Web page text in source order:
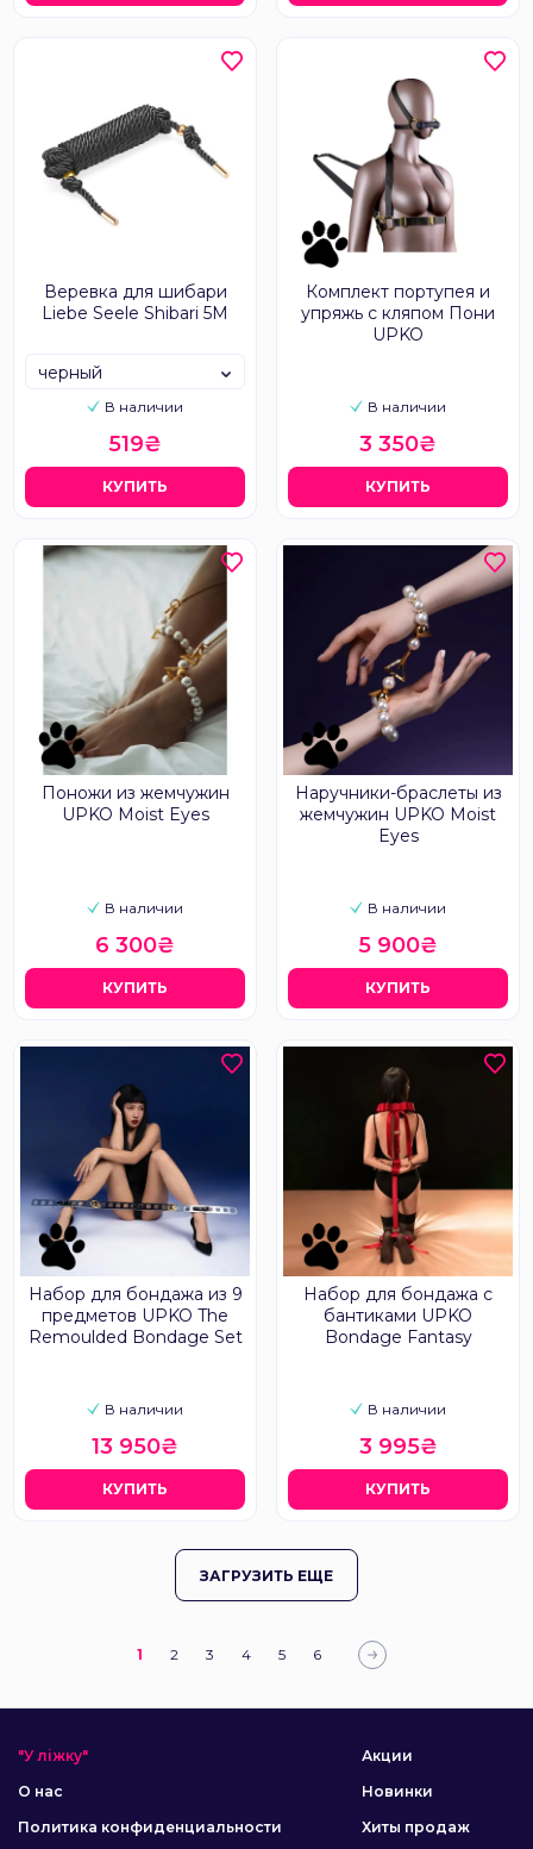
Веревка для шибари
Liebe Seele Shibari 5M
В наличии
черный
519₴
КУПИТЬ
Комплект портупея и
упряжь с кляпом Пони
UPKO
В наличии
3 350₴
КУПИТЬ
Поножи из жемчужин
UPKO Moist Eyes
В наличии
6 300₴
КУПИТЬ
Наручники-браслеты из
жемчужин UPKO Moist
Eyes
В наличии
5 900₴
КУПИТЬ
Набор для бондажа из 9
предметов UPKO The
Remoulded Bondage Set
В наличии
13 950₴
КУПИТЬ
Набор для бондажа с
бантиками UPKO
Bondage Fantasy
В наличии
3 995₴
КУПИТЬ
ЗАГРУЗИТЬ ЕЩЕ
1 2 3 4 5 6
"У ліжку"
О нас
Политика конфиденциальности
Акции
Новинки
Хиты продаж